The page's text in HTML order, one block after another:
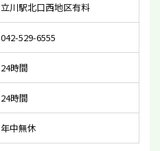
立川駅北口西地区有料
042-529-6555
24時間
24時間
年中無休